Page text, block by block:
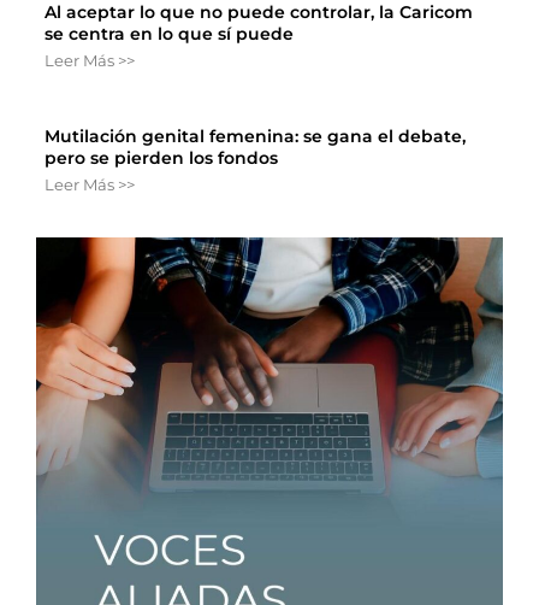
Al aceptar lo que no puede controlar, la Caricom
se centra en lo que sí puede
Leer Más >>
Mutilación genital femenina: se gana el debate,
pero se pierden los fondos
Leer Más >>